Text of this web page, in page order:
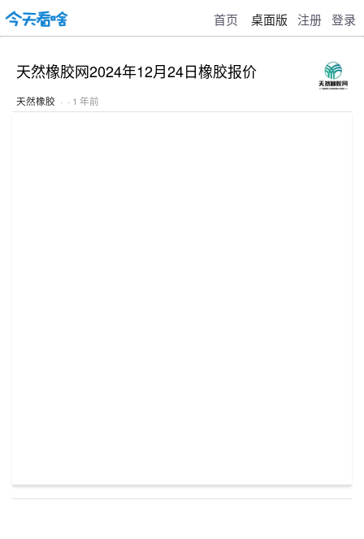
首页 桌面版 注册 登录
天然橡胶网2024年12月24日橡胶报价
天然橡胶 · · 1 年前